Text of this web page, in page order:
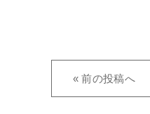
« 前の投稿へ